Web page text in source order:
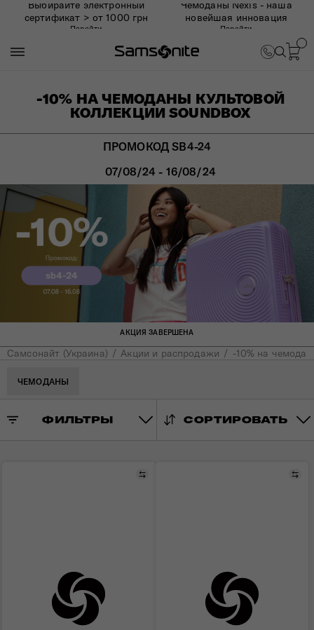
Выбирайте электронный
сертификат > от 1000 грн
Перейти
Чемоданы Nexis - наша
новейшая инновация
Перейти
-10% НА ЧЕМОДАНЫ КУЛЬТОВОЙ
КОЛЛЕКЦИИ SOUNDBOX
ПРОМОКОД SB4-24
07/08/24 - 16/08/24
АКЦИЯ ЗАВЕРШЕНА
Самсонайт (Украина) Акции и распродажи -10% на
ЧЕМОДАНЫ
ФИЛЬТРЫ СОРТИРОВАТЬ
Сравнить